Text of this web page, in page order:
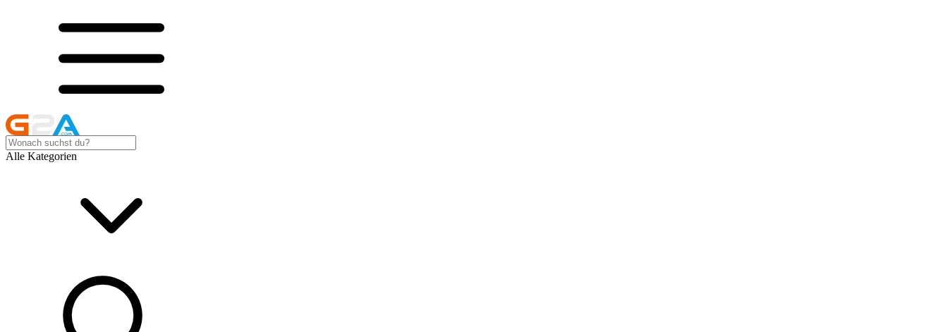
Alle Kategorien